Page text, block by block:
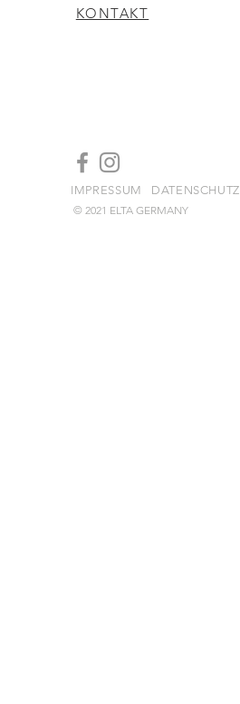
KONTAKT
IMPRESSUM
DATENSCHUTZ
© 2021 ELTA GERMANY